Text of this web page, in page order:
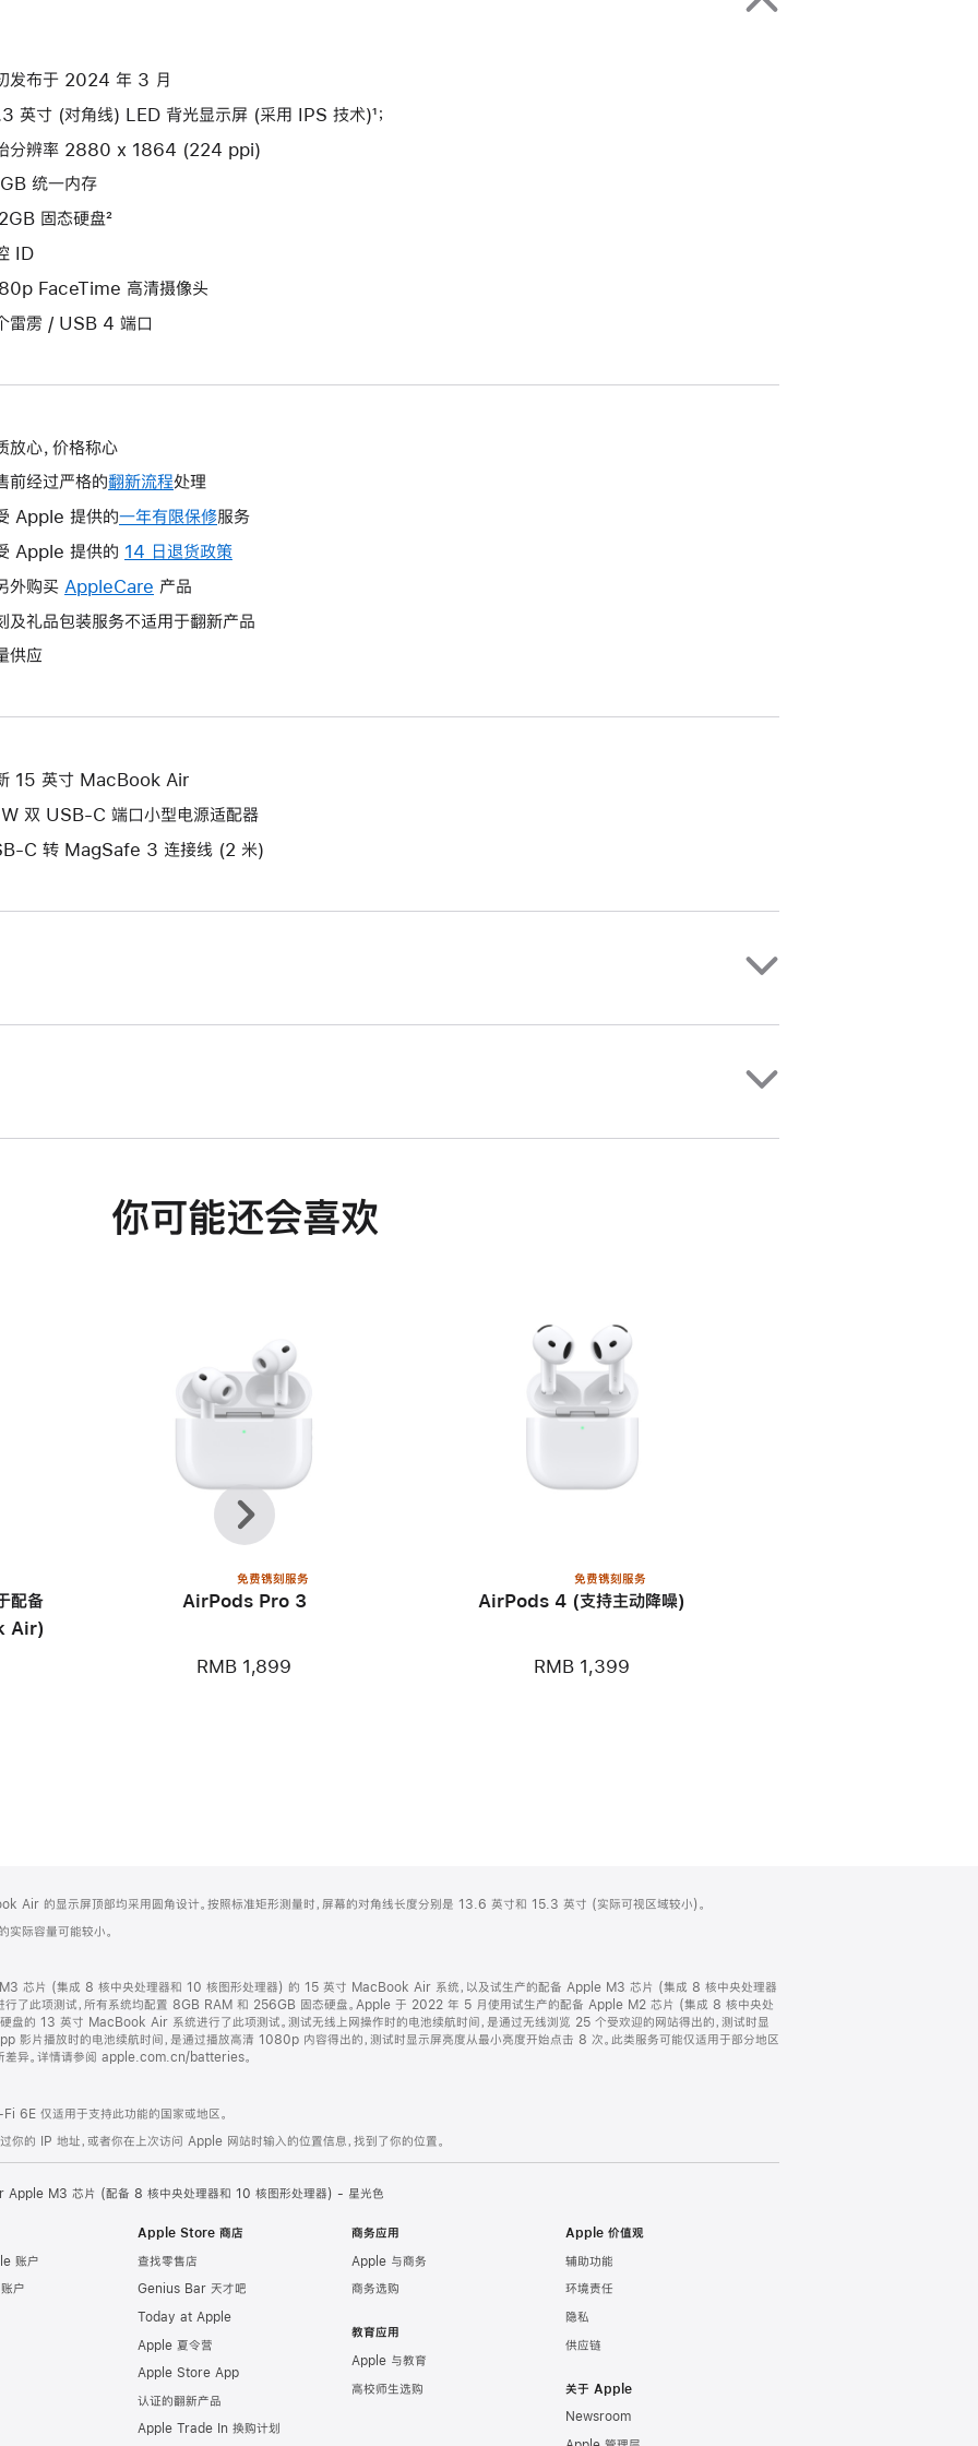
发布于 2024 年 3 月
英寸 (对角线) LED 背光显示屏 (采用 IPS 技术)¹；
分辨率 2880 x 1864 (224 ppi)
统一内存
固态硬盘²
ID
FaceTime 高清摄像头
雷雳 / USB 4 端口
放心，价格称心
前经过严格的翻新流程处理
Apple 提供的一年有限保修此
操
打
服务
Apple 提供的 14 日退货政策
将
新
外购买 AppleCare 此
操
开
的
窗
产品
及礼品包装服务不适用于翻新产品
供应
15 英寸 MacBook Air
双 USB-C 端口小型电源适配器
C 转 MagSafe 3 连接线 (2 米)
你可能还会喜欢
配备
Air)
免费镌刻服务
AirPods Pro 3
RMB 1,899
免费镌刻服务
AirPods 4 (支持主动降噪)
RMB 1,399
上
一
个
下
一
个
Air 的显示屏顶部均采用圆角设计。按照标准矩形测量时，屏幕的对角线长度分别是 13.6 英寸和 15.3 英寸 (实际可视区域较小)。
际容量可能较小。
芯片 (集成 8 核中央处理器和 10 核图形处理器) 的 15 英寸 MacBook Air 系统，以及试生产的配备 Apple M3 芯片 (集成 8 核中央处理器
了此项测试，所有系统均配置 8GB RAM 和 256GB 固态硬盘。Apple 于 2022 年 5 月使用试生产的配备 Apple M2 芯片 (集成 8 核中央处
的 13 英寸 MacBook Air 系统进行了此项测试。测试无线上网操作时的电池续航时间，是通过无线浏览 25 个受欢迎的网站得出的，测试时显
影片播放时的电池续航时间，是通过播放高清 1080p 内容得出的，测试时显示屏亮度从最小亮度开始点击 8 次。此类服务可能仅适用于部分地区
差异。详情请参阅 apple.com.cn/batteries。
6E 仅适用于支持此功能的国家或地区。
你的 IP 地址，或者你在上次访问 Apple 网站时输入的位置信息，找到了你的位置。
M3 芯片 (配备 8 核中央处理器和 10 核图形处理器) - 星光色
账户
户
Apple Store 商店
查找零售店
Genius Bar 天才吧
Today at Apple
Apple 夏令营
Apple Store App
认证的翻新产品
Apple Trade In 换购计划
商务应用
Apple 与商务
商务选购
教育应用
Apple 与教育
高校师生选购
Apple 价值观
辅助功能
环境责任
隐私
供应链
关于 Apple
Newsroom